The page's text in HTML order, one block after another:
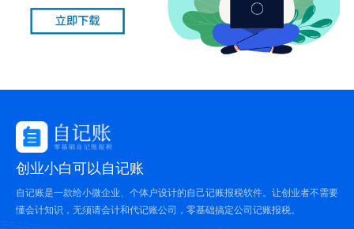
创业小白可以自记账
自记账是一款给小微企业、个体户设计的自己记账报税软件。让创业者不需要
懂会计知识，无须请会计和代记账公司，零基础搞定公司记账报税。